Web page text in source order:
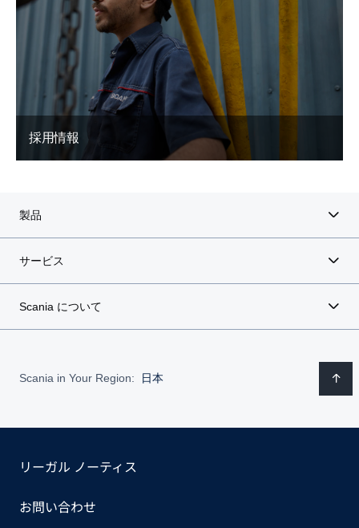
採用情報
製品
サービス
Scania について
Scania in Your Region: 日本
リーガル ノーティス
お問い合わせ